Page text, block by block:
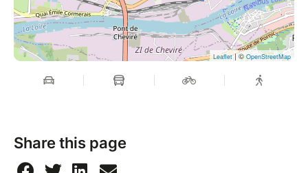
Leaflet| ©OpenStreetMap
Share this page